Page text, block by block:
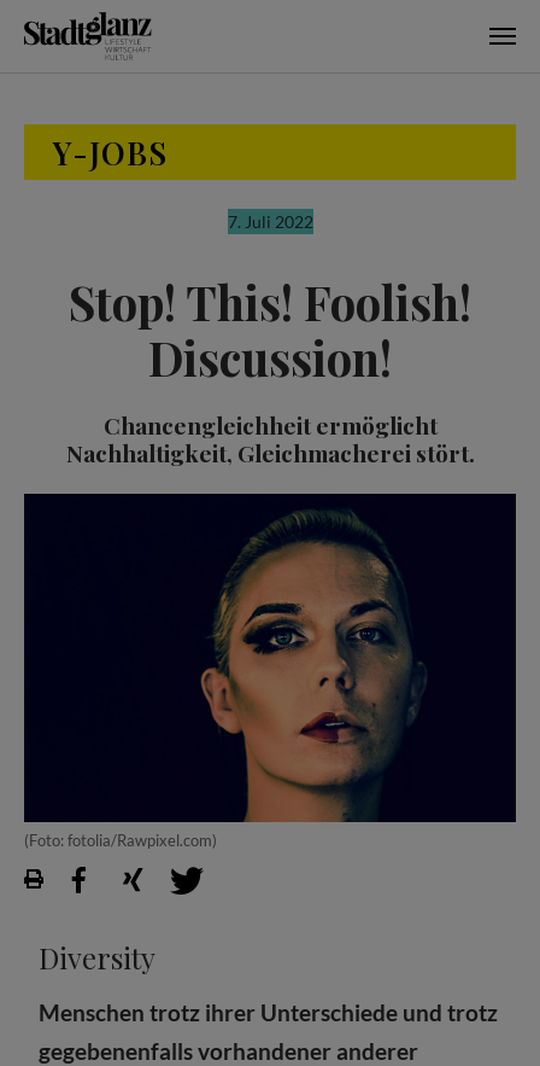
Y-JOBS
7. Juli 2022
Stop! This! Foolish!
Discussion!
Chancengleichheit ermöglicht
Nachhaltigkeit, Gleichmacherei stört.
(Foto: fotolia/Rawpixel.com)
Diversity
Menschen trotz ihrer Unterschiede und trotz
gegebenenfalls vorhandener anderer